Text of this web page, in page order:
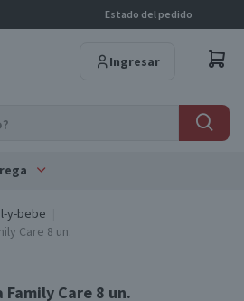
Estado del pedido
Ingresar
y-bebe
Care 8 un.
Care 8 un.